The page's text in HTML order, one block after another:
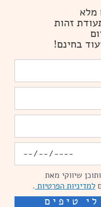
מלא
זהות
בחינם!
שיווקי מאת
למדיניות הפרטיות .
טיפים